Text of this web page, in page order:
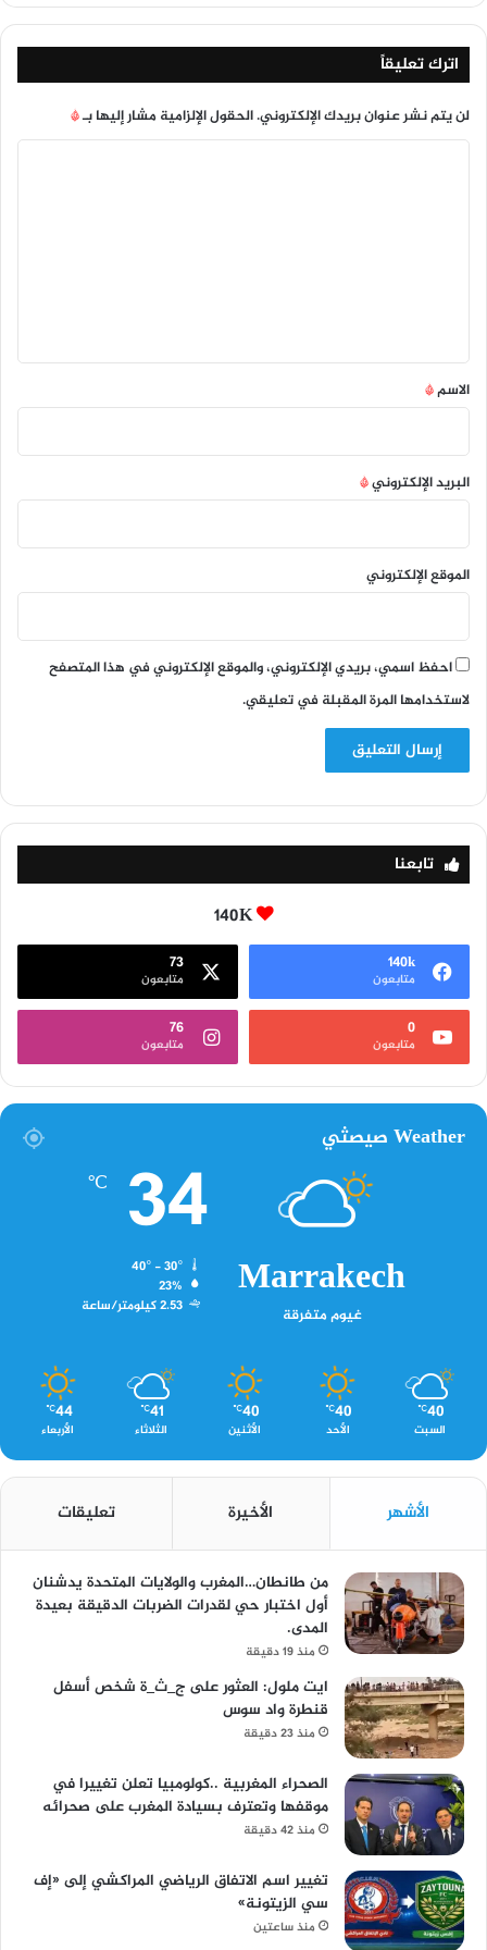
اترك تعليقاً
لن يتم نشر عنوان بريدك الإلكتروني.الحقول الإلزامية مشار إليها بـ*
*
الاسم*
البريد الإلكتروني*
الموقع الإلكتروني
احفظ اسمي، بريدي الإلكتروني، والموقع الإلكتروني في هذا المتصفح
لاستخدامها المرة المقبلة في تعليقي.
تابعنا
140K
140k
متابعون
73
متابعون
0
متابعون
76
متابعون
Weather صيصثي
Marrakech
غيوم متفرقة
34
℃
23%
2.53 كيلومتر/ساعة
40
℃
السبت
40
℃
الأحد
40
℃
الأثنين
41
℃
الثلاثاء
44
℃
الأربعاء
الأشهر الأخيرة تعليقات
من طانطان…المغرب والولايات المتحدة يدشنان
أول اختبار حي لقدرات الضربات الدقيقة بعيدة
المدى.
منذ 19 دقيقة
ايت ملول: العثور على ج_ث_ة شخص أسفل
قنطرة واد سوس
منذ 23 دقيقة
الصحراء المغربية ..كولومبيا تعلن تغييرا في
موقفها وتعترف بسيادة المغرب على صحرائه
منذ 42 دقيقة
تغيير اسم الاتفاق الرياضي المراكشي إلى «إف
سي الزيتونة»
منذ ساعتين